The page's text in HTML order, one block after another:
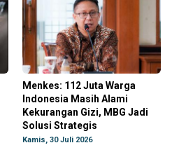
Menkes: 112 Juta Warga
Indonesia Masih Alami
Kekurangan Gizi, MBG Jadi
Solusi Strategis
Kamis, 30 Juli 2026